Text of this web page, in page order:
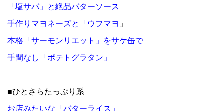
「塩サバ」と絶品バターソース
手作りマヨネーズと「ウフマヨ 」
本格「サーモンリエット」をサケ缶で
手間なし「ポテトグラタン」
■ひとさらたっぷり系
お店みたいな「バターライス」